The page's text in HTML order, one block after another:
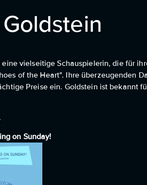
eine vielseitige Schauspielerin, die für
of the Heart". Ihre überzeugenden
Preise ein. Goldstein ist bekannt
on Sunday!